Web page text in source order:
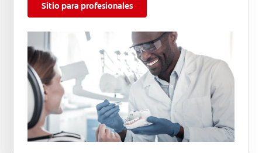
Sitio para profesionales